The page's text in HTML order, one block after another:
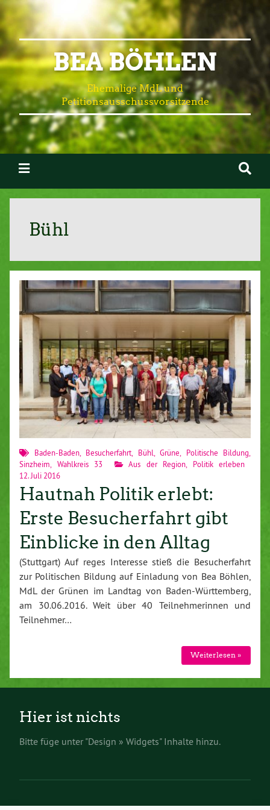
BEA BÖHLEN
Ehemalige MdL und
Petitionsausschussvorsitzende
Bühl
Baden-Baden, Besucherfahrt, Bühl, Grüne, Politische Bildung,
Sinzheim, Wahlkreis 33 Aus der Region, Politik erleben
12. Juli 2016
Hautnah Politik erlebt:
Erste Besucherfahrt gibt
Einblicke in den Alltag
(Stuttgart) Auf reges Interesse stieß die Besucherfahrt
zur Politischen Bildung auf Einladung von Bea Böhlen,
MdL der Grünen im Landtag von Baden-Württemberg,
am 30.06.2016. Weit über 40 Teilnehmerinnen und
Teilnehmer…
Weiterlesen »
Hier ist nichts
Bitte füge unter "Design » Widgets" Inhalte hinzu.